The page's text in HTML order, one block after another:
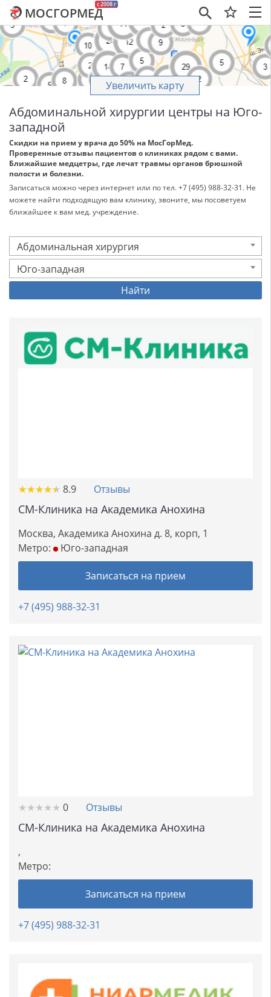
×
c 2008 г
МОСГОРМЕД
Увеличить карту
Абдоминальной хирургии центры на Юго-
западной
Скидки на прием у врача до 50% на МосГорМед.
Проверенные отзывы пациентов о клиниках рядом с вами.
Ближайшие медцетры, где лечат травмы органов брюшной
полости и болезни.
Записаться можно через интернет или по тел. +7 (495) 988-32-31. Не
можете найти подходящую вам клинику, звоните, мы посоветуем
ближайшее к вам мед. учреждение.
Абдоминальная хирургия
Юго-западная
Найти
★★★★★
★★★★★ 8.9 Отзывы
СМ-Клиника на Академика Анохина
Москва, Академика Анохина д. 8, корп, 1
Метро:
Юго-западная
Записаться на прием
+7 (495) 988-32-31
★★★★★
★★★★★ 0 Отзывы
СМ-Клиника на Академика Анохина
,
Метро:
Записаться на прием
+7 (495) 988-32-31